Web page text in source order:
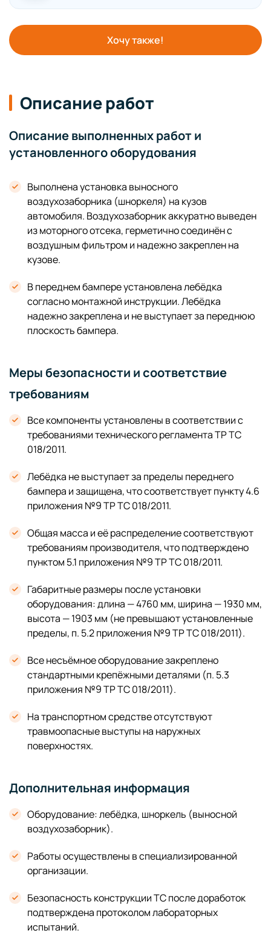
Хочу также!
Описание работ
Описание выполненных работ и
установленного оборудования
Выполнена установка выносного
воздухозаборника (шноркеля) на кузов
автомобиля. Воздухозаборник аккуратно выведен
из моторного отсека, герметично соединён с
воздушным фильтром и надежно закреплен на
кузове.
В переднем бампере установлена лебёдка
согласно монтажной инструкции. Лебёдка
надежно закреплена и не выступает за переднюю
плоскость бампера.
Меры безопасности и соответствие
требованиям
Все компоненты установлены в соответствии с
требованиями технического регламента ТР ТС
018/2011.
Лебёдка не выступает за пределы переднего
бампера и защищена, что соответствует пункту 4.6
приложения №9 ТР ТС 018/2011.
Общая масса и её распределение соответствуют
требованиям производителя, что подтверждено
пунктом 5.1 приложения №9 ТР ТС 018/2011.
Габаритные размеры после установки
оборудования: длина — 4760 мм, ширина — 1930 мм,
высота — 1903 мм (не превышают установленные
пределы, п. 5.2 приложения №9 ТР ТС 018/2011).
Все несъёмное оборудование закреплено
стандартными крепёжными деталями (п. 5.3
приложения №9 ТР ТС 018/2011).
На транспортном средстве отсутствуют
травмоопасные выступы на наружных
поверхностях.
Дополнительная информация
Оборудование: лебёдка, шноркель (выносной
воздухозаборник).
Работы осуществлены в специализированной
организации.
Безопасность конструкции ТС после доработок
подтверждена протоколом лабораторных
испытаний.